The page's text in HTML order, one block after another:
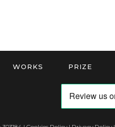
WORKS PRIZE